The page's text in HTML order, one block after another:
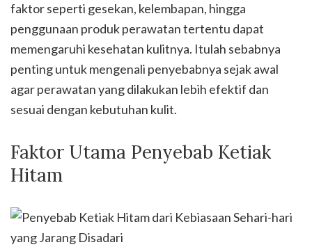
faktor seperti gesekan, kelembapan, hingga
penggunaan produk perawatan tertentu dapat
memengaruhi kesehatan kulitnya. Itulah sebabnya
penting untuk mengenali penyebabnya sejak awal
agar perawatan yang dilakukan lebih efektif dan
sesuai dengan kebutuhan kulit.
Faktor Utama Penyebab Ketiak
Hitam